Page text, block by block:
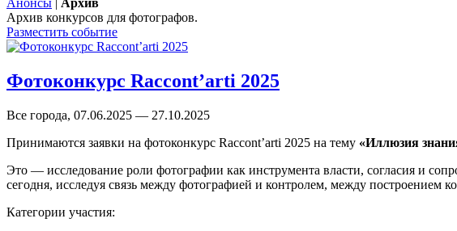
Архив конкурсов для фотографов.
Разместить событие
Фотоконкурс Raccont’arti 2025
Все города, 07.06.2025 — 27.10.2025
Принимаются заявки на фотоконкурс Raccont’arti 2025 на тему «Иллюзия
Это — исследование роли фотографии как инструмента власти, согласия и
сегодня, исследуя связь между фотографией и контролем, между построением
Категории участия: